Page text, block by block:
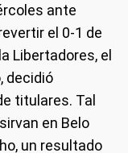
ante
el 0-1 de
Libertadores, el
decidió
titulares. Tal
en Belo
un resultado